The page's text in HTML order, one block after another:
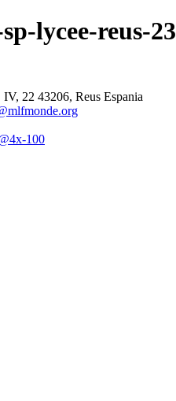
lycee-reus-23
IV, 22 43206, Reus Espania